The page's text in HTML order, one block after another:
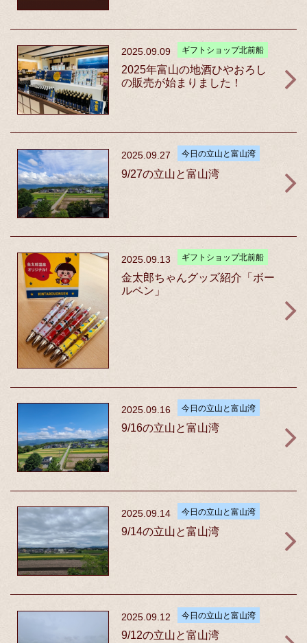
2025.09.09 ギフトショップ北前船
2025年富山の地酒ひやおろし
の販売が始まりました！
2025.09.27 今日の立山と富山湾
9/27の立山と富山湾
2025.09.13 ギフトショップ北前船
金太郎ちゃんグッズ紹介「ボー
ルペン」
2025.09.16 今日の立山と富山湾
9/16の立山と富山湾
2025.09.14 今日の立山と富山湾
9/14の立山と富山湾
2025.09.12 今日の立山と富山湾
9/12の立山と富山湾